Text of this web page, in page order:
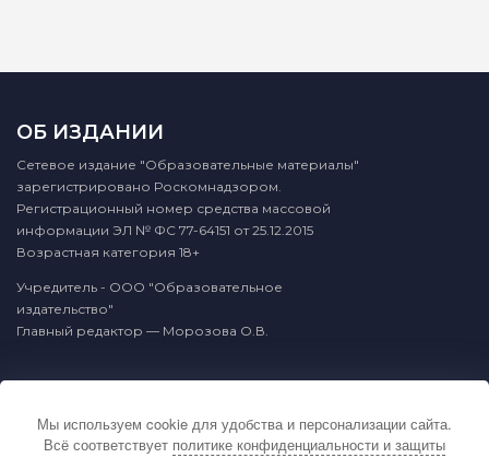
По вопросам связанным с публикацией
материалов на сайте издательства и выдачей
ОБ ИЗДАНИИ
Сетевое издание "Образовательные материалы"
зарегистрировано Роскомнадзором.
Регистрационный номер средства массовой
информации ЭЛ № ФС 77-64151 от 25.12.2015
Возрастная категория 18+
Учредитель - ООО "Образовательное
издательство"
Главный редактор — Морозова О.В.
Мы используем cookie для удобства и персонализации сайта.
Всё соответствует политике конфиденциальности и защиты